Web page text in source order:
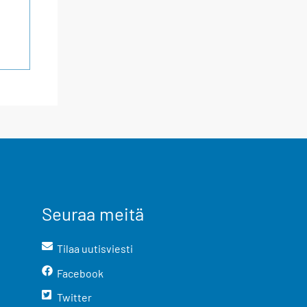
Seuraa meitä
Tilaa uutisviesti
Facebook
Twitter